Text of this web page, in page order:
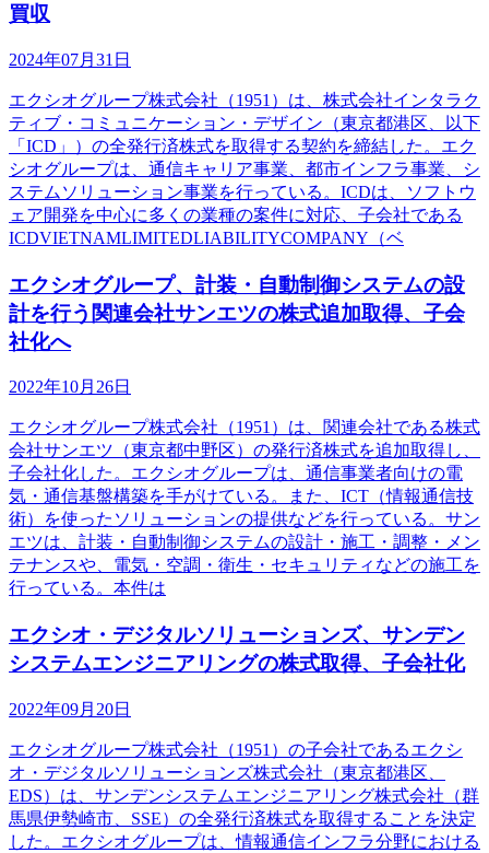
買収
2024年07月31日
エクシオグループ株式会社（1951）は、株式会社インタラク
ティブ・コミュニケーション・デザイン（東京都港区、以下
「ICD」）の全発行済株式を取得する契約を締結した。エク
シオグループは、通信キャリア事業、都市インフラ事業、シ
ステムソリューション事業を行っている。ICDは、ソフトウ
ェア開発を中心に多くの業種の案件に対応、子会社である
ICDVIETNAMLIMITEDLIABILITYCOMPANY（ベ
エクシオグループ、計装・自動制御システムの設
計を行う関連会社サンエツの株式追加取得、子会
社化へ
2022年10月26日
エクシオグループ株式会社（1951）は、関連会社である株式
会社サンエツ（東京都中野区）の発行済株式を追加取得し、
子会社化した。エクシオグループは、通信事業者向けの電
気・通信基盤構築を手がけている。また、ICT（情報通信技
術）を使ったソリューションの提供などを行っている。サン
エツは、計装・自動制御システムの設計・施工・調整・メン
テナンスや、電気・空調・衛生・セキュリティなどの施工を
行っている。本件は
エクシオ・デジタルソリューションズ、サンデン
システムエンジニアリングの株式取得、子会社化
2022年09月20日
エクシオグループ株式会社（1951）の子会社であるエクシ
オ・デジタルソリューションズ株式会社（東京都港区、
EDS）は、サンデンシステムエンジニアリング株式会社（群
馬県伊勢崎市、SSE）の全発行済株式を取得することを決定
した。エクシオグループは、情報通信インフラ分野における